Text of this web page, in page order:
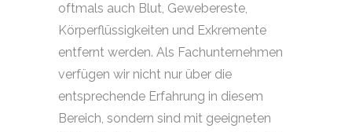
oftmals auch Blut, Gewebereste,
Körperflüssigkeiten und Exkremente
entfernt werden. Als Fachunternehmen
verfügen wir nicht nur über die
entsprechende Erfahrung in diesem
Bereich, sondern sind mit geeigneten